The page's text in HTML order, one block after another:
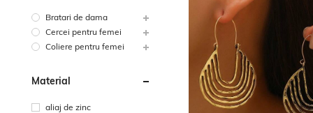
Bratari de dama
Cercei pentru femei
Coliere pentru femei
Material
aliaj de zinc